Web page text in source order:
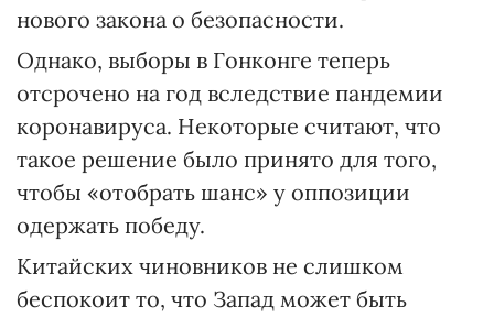
нового закона о безопасности.
Однако, выборы в Гонконге теперь
отсрочено на год вследствие пандемии
коронавируса. Некоторые считают, что
такое решение было принято для того,
чтобы «отобрать шанс» у оппозиции
одержать победу.
Китайских чиновников не слишком
беспокоит то, что Запад может быть